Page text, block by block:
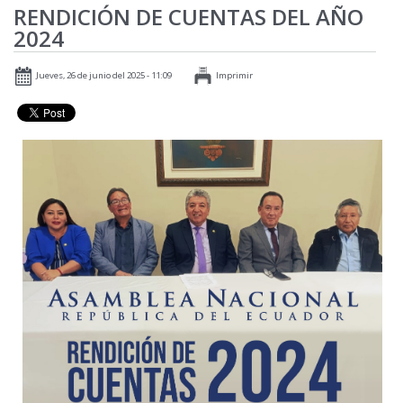
RENDICIÓN DE CUENTAS DEL AÑO
2024
Jueves, 26 de junio del 2025 - 11:09 Imprimir